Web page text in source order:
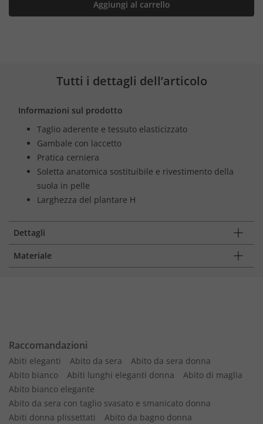
Aggiungi al carrello
Tutti i dettagli dell’articolo
Informazioni sul prodotto
Taglio aderente e tessuto elasticizzato
Gambale con laccetto
Pratica cerniera
Soletta anatomica sostituibile e rivestimento della
suola in pelle
Larghezza del plantare H
Dettagli
Materiale
Raccomandazioni
Abiti eleganti Abito da sera
Abito da sera donna
Abito bianco
Abiti lunghi eleganti donna
Abito di maglia
Abito bianco elegante
Abito da sera con taglio svasato e smanicato donna
Abiti donna plissettati
Abito da bagno donna